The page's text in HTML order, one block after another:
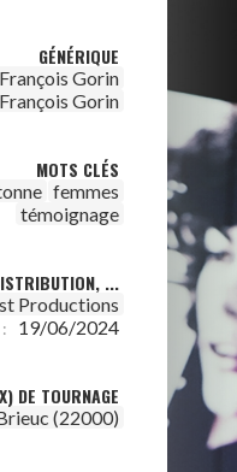
GÉNÉRIQUE
François Gorin
François Gorin
MOTS CLÉS
femmes
témoignage
...
Productions
19/06/2024
DE TOURNAGE
(22000)